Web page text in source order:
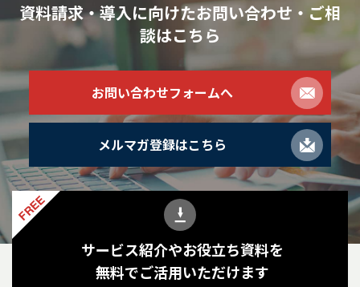
資料請求・導入に向けたお問い合わせ・ご相
談はこちら
お問い合わせフォームへ
メルマガ登録はこちら
FREE
サービス紹介やお役立ち資料を
無料でご活用いただけます